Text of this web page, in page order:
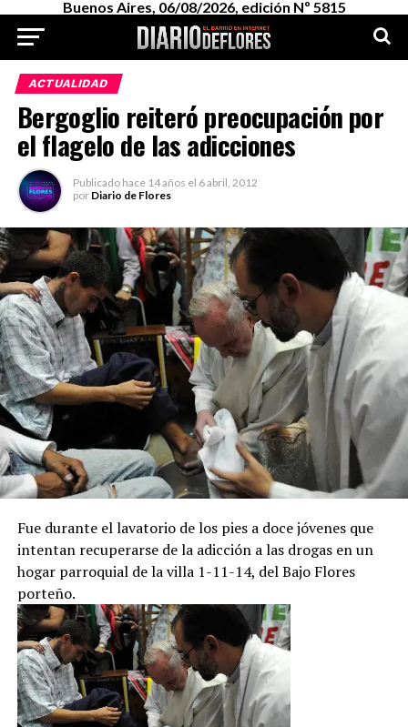
Buenos Aires, 06/08/2026, edición Nº 5815
ACTUALIDAD
Bergoglio reiteró preocupación por
el flagelo de las adicciones
Publicado hace 14 años el 6 abril, 2012
por Diario de Flores
Fue durante el lavatorio de los pies a doce jóvenes que
intentan recuperarse de la adicción a las drogas en un
hogar parroquial de la villa 1-11-14, del Bajo Flores
porteño.